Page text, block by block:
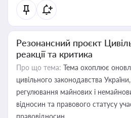
Резонансний проєкт
реакції та критика
Про що тема: Тема охоплює
цивільного законодавства
регулювання майнових і
відносин та правового статусу
правовідносин